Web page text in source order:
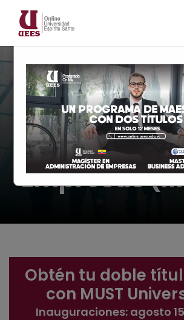
Modalidad En Línea
Maestría en
Empresas
Obtén tu doble
con MUST
Inauguraciones: agosto